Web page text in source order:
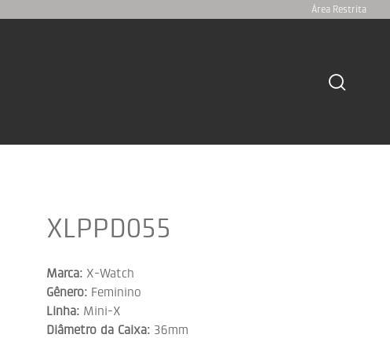
Área Restrita
XLPPD055
Marca: X-Watch
Gênero: Feminino
Linha: Mini-X
Diâmetro da Caixa: 36mm